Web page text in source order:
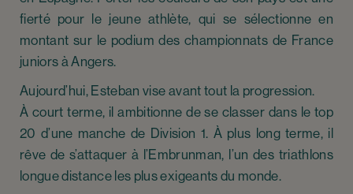
fierté pour le jeune athlète, qui se sélectionne en
montant sur le podium des championnats de France
juniors à Angers.
Aujourd’hui, Esteban vise avant tout la progression.
À court terme, il ambitionne de se classer dans le top
20 d’une manche de Division 1. À plus long terme, il
rêve de s’attaquer à l’Embrunman, l’un des triathlons
longue distance les plus exigeants du monde.